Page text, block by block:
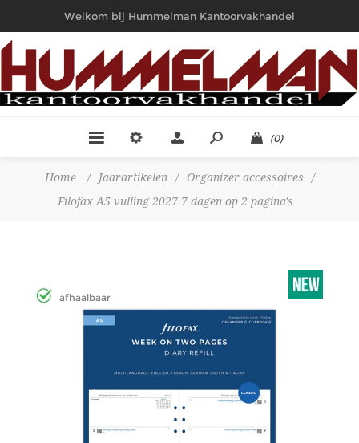
Welkom bij Hummelman Kantoorvakhandel
(0)
Home / Jaarartikelen / Organizer accessoires
/
Filofax A5 vulling 2027 7 dagen op 2 pagina's
afhaalbaar